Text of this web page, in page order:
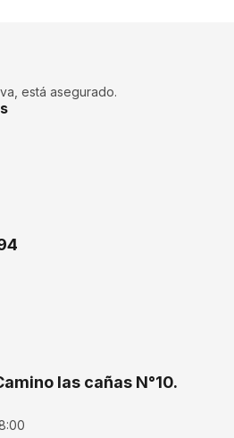
está asegurado.
las cañas N°10.